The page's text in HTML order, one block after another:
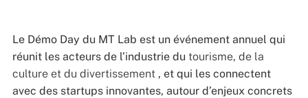
Le Démo Day du MT Lab est un événement annuel qui
réunit les acteurs de l’industrie du tourisme, de la
culture et du divertissement , et qui les connectent
avec des startups innovantes, autour d’enjeux concrets